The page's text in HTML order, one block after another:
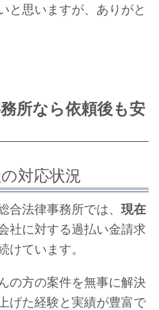
と思いますが、ありがと
所なら依頼後も安
対応状況
合法律事務所では、 現在
社に対する過払い金請求
けています。
の方の案件を無事に解決
げた経験と実績が豊富で